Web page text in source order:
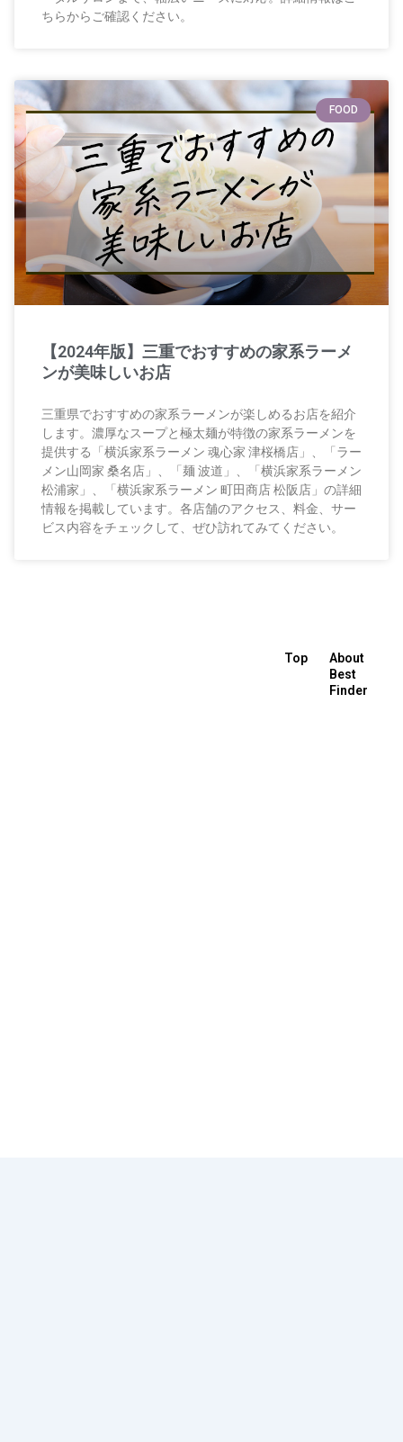
ちらからご確認ください。
FOOD
【2024年版】三重でおすすめの家系ラーメ
ンが美味しいお店
三重県でおすすめの家系ラーメンが楽しめるお店を紹介
します。濃厚なスープと極太麺が特徴の家系ラーメンを
提供する「横浜家系ラーメン 魂心家 津桜橋店」、「ラー
メン山岡家 桑名店」、「麺 波道」、「横浜家系ラーメン
松浦家」、「横浜家系ラーメン 町田商店 松阪店」の詳細
情報を掲載しています。各店舗のアクセス、料金、サー
ビス内容をチェックして、ぜひ訪れてみてください。
Top
About
Best
Finder